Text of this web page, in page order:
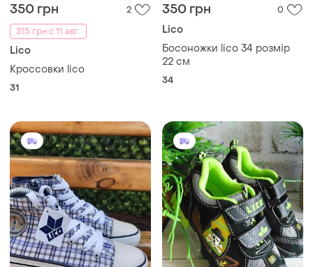
350 грн
2
315 грн с 11 авг.
Lico
Кроссовки lico
31
350 грн 0
Lico
Босоножки lico 34 розмір
22 см
34